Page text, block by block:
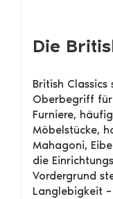
Die
British
Oberbegriff für
Furniere,
Möbelstücke,
Mahagoni,
die
Vordergrund
Langlebigkeit